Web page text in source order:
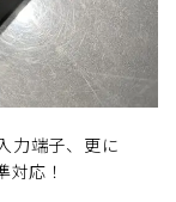
力端子、更に
応！